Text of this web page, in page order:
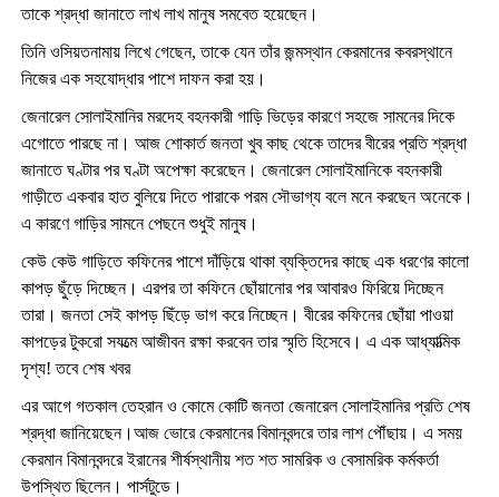
তাকে শ্রদ্ধা জানাতে লাখ লাখ মানুষ সমবেত হয়েছেন।
তিনি ওসিয়তনামায় লিখে গেছেন, তাকে যেন তাঁর জন্মস্থান কেরমানের কবরস্থানে
নিজের এক সহযোদ্ধার পাশে দাফন করা হয়।
জেনারেল সোলাইমানির মরদেহ বহনকারী গাড়ি ভিড়ের কারণে সহজে সামনের দিকে
এগোতে পারছে না। আজ শোকার্ত জনতা খুব কাছ থেকে তাদের বীরের প্রতি শ্রদ্ধা
জানাতে ঘণ্টার পর ঘণ্টা অপেক্ষা করেছেন। জেনারেল সোলাইমানিকে বহনকারী
গাড়ীতে একবার হাত বুলিয়ে দিতে পারাকে পরম সৌভাগ্য বলে মনে করছেন অনেকে।
এ কারণে গাড়ির সামনে পেছনে শুধুই মানুষ।
কেউ কেউ গাড়িতে কফিনের পাশে দাঁড়িয়ে থাকা ব্যক্তিদের কাছে এক ধরণের কালো
কাপড় ছুঁড়ে দিচ্ছেন। এরপর তা কফিনে ছোঁয়ানোর পর আবারও ফিরিয়ে দিচ্ছেন
তারা। জনতা সেই কাপড় ছিঁড়ে ভাগ করে নিচ্ছেন। বীরের কফিনের ছোঁয়া পাওয়া
কাপড়ের টুকরো সযত্মে আজীবন রক্ষা করবেন তার স্মৃতি হিসেবে। এ এক আধ্যাত্মিক
দৃশ্য! তবে শেষ খবর
এর আগে গতকাল তেহরান ও কোমে কোটি জনতা জেনারেল সোলাইমানির প্রতি শেষ
শ্রদ্ধা জানিয়েছেন।আজ ভোরে কেরমানের বিমানবন্দরে তার লাশ পৌঁছায়। এ সময়
কেরমান বিমানবন্দরে ইরানের শীর্ষস্থানীয় শত শত সামরিক ও বেসামরিক কর্মকর্তা
উপস্থিত ছিলেন। পার্সটুডে।